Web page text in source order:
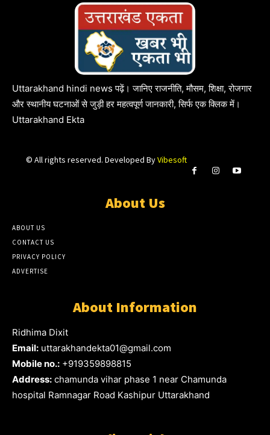
Uttarakhand hindi news पढ़ें। जानिए राजनीति, मौसम, शिक्षा, रोजगार
और स्थानीय घटनाओं से जुड़ी हर महत्वपूर्ण जानकारी, सिर्फ एक क्लिक में।
Uttarakhand Ekta
© All rights reserved. Developed ByVibesoft
About Us
ABOUT US
CONTACT US
PRIVACY POLICY
ADVERTISE
About Information
Ridhima Dixit
Email: uttarakhandekta01@gmail.com
Mobile no.: +919359898815
Address: chamunda vihar phase 1 near Chamunda
hospital Ramnagar Road Kashipur Uttarakhand